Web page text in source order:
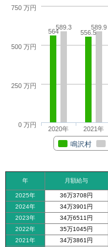
564 556.5
589.3 589.9
鳴沢村
2020年 2021年
0 万円
250 万円
500 万円
750 万円
年 月額給与
2025年 36万3708円
2024年
34万3901円
2023年
34万6511円
2022年
35万1045円
2021年
34万3861円